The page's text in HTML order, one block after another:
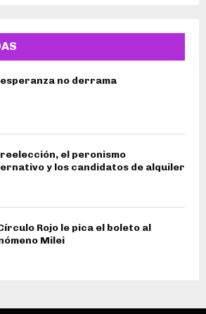
esperanza no derrama
reelección, el peronismo
y los candidatos de alquiler
Rojo le pica el boleto al
Milei